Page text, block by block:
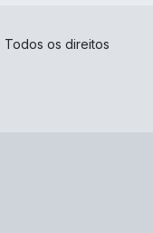
os direitos